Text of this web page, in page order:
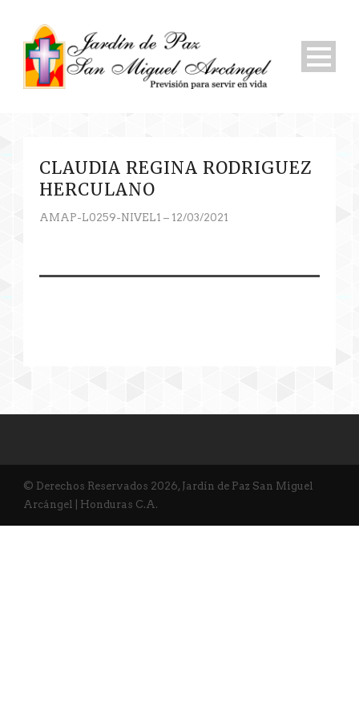
CLAUDIA REGINA RODRIGUEZ
HERCULANO
AMAP-L0259-NIVEL1 – 12/03/2021
© Derechos Reservados 2026, Jardín de Paz San Miguel
Arcángel | Honduras C.A.